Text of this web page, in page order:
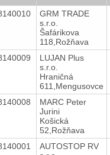
GRM TRADE
s.r.o.
Šafárikova
118,Rožňava
LUJAN Plus
s.r.o.
Hraničná
611,Mengusovce
MARC Peter
Jurini
Košická
52,Rožňava
AUTOSTOP RV